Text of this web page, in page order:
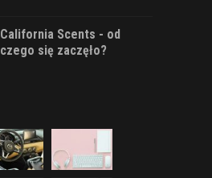
California Scents - od
czego się zaczęło?